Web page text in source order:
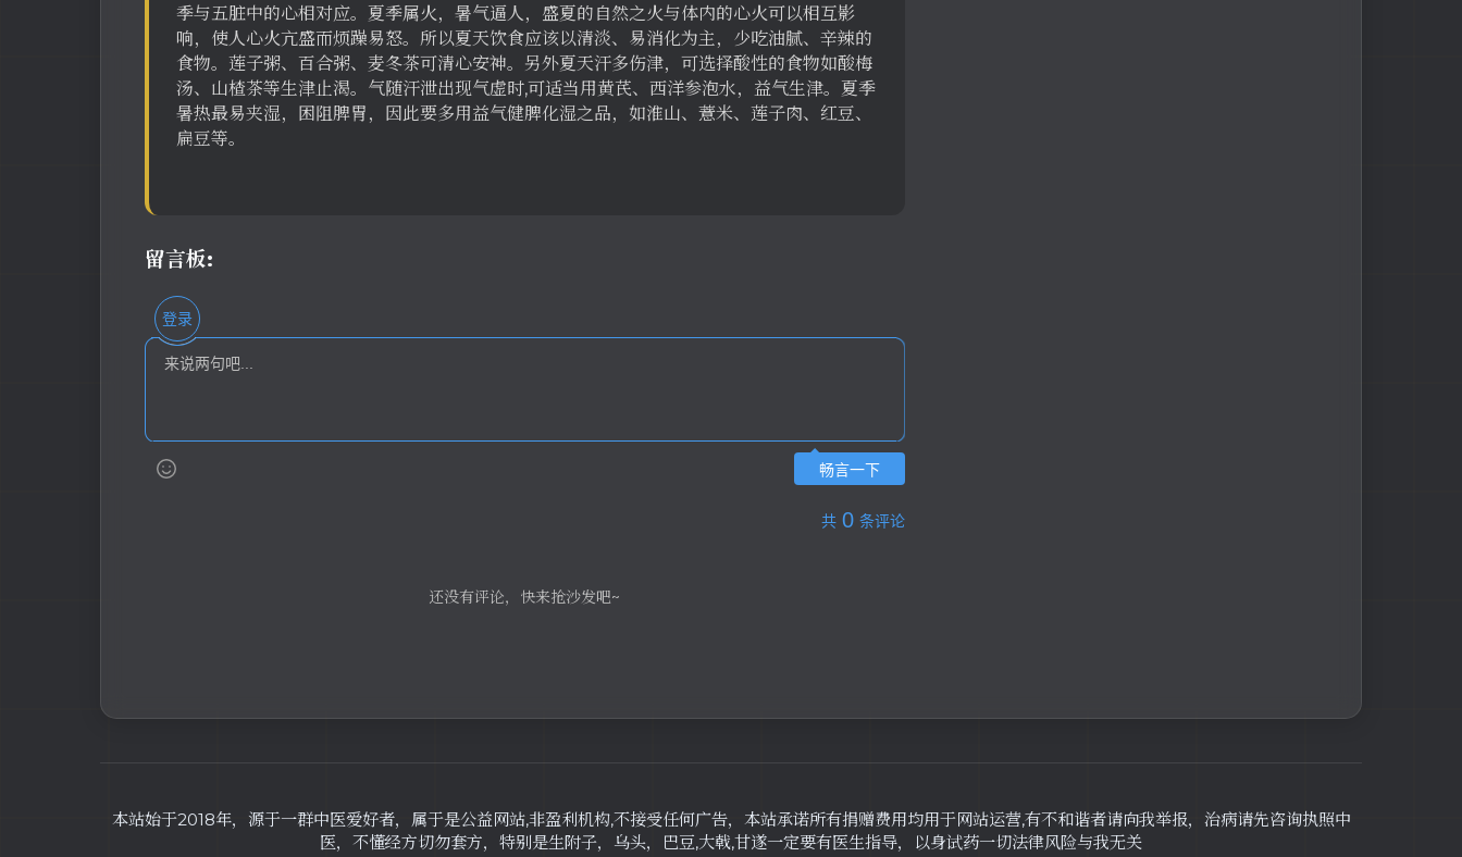
季与五脏中的心相对应。夏季属火，暑气逼人，盛夏的自然之火与体内的心火可以相互影
响，使人心火亢盛而烦躁易怒。所以夏天饮食应该以清淡、易消化为主，少吃油腻、辛辣的
食物。莲子粥、百合粥、麦冬茶可清心安神。另外夏天汗多伤津，可选择酸性的食物如酸梅
汤、山楂茶等生津止渴。气随汗泄出现气虚时,可适当用黄芪、西洋参泡水，益气生津。夏季
暑热最易夹湿，困阻脾胃，因此要多用益气健脾化湿之品，如淮山、薏米、莲子肉、红豆、
扁豆等。
留言板:
登录
畅言一下
共 0 条评论
还没有评论，快来抢沙发吧~
本站始于2018年，源于一群中医爱好者，属于是公益网站,非盈利机构,不接受任何广告，本站承诺所有捐赠费用均用于网站运营,有不和谐者请向我举报，治病请先咨询执照中
医，不懂经方切勿套方，特别是生附子，乌头，巴豆,大戟,甘遂一定要有医生指导，以身试药一切法律风险与我无关